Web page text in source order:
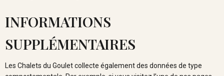
INFORMATIONS
SUPPLÉMENTAIRES
Les Chalets du Goulet collecte également des données de type